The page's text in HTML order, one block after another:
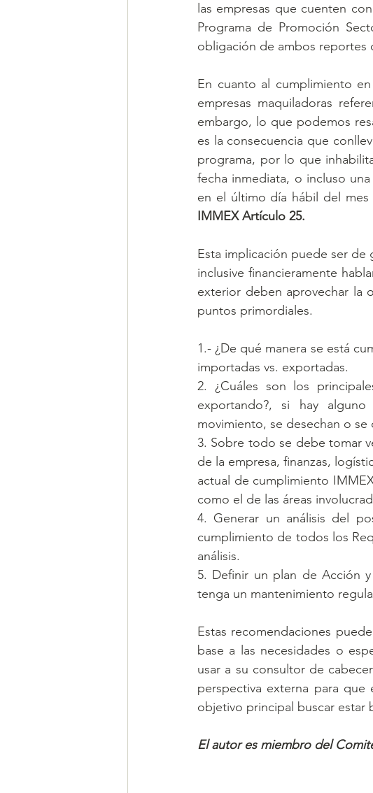
las empresas que cuenten
Programa de Promoción
obligación de ambos reportes
En cuanto al cumplimiento
empresas maquiladoras
embargo, lo que podemos
es la consecuencia que
programa, por lo que
fecha inmediata, o incluso
en el último día hábil del
IMMEX Artículo 25.
Esta implicación puede ser de
inclusive financieramente
exterior deben aprovechar la
puntos primordiales.
1.- ¿De qué manera se está
importadas vs. exportadas.
2. ¿Cuáles son los
exportando?, si hay
movimiento, se desechan o se
3. Sobre todo se debe tomar
de la empresa, finanzas,
actual de cumplimiento
como el de las áreas
4. Generar un análisis del
cumplimiento de todos los
análisis.
5. Definir un plan de Acción
tenga un mantenimiento
Estas recomendaciones
base a las necesidades o
usar a su consultor de
perspectiva externa para
objetivo principal buscar estar
El autor es miembro del